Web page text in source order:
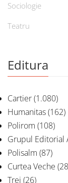
Sociologie
Teatru
Editura
Cartier(1.080)
Humanitas(162)
Polirom (108)
Grupul Editorial
Polisalm (87)
Curtea Veche
Trei (26)